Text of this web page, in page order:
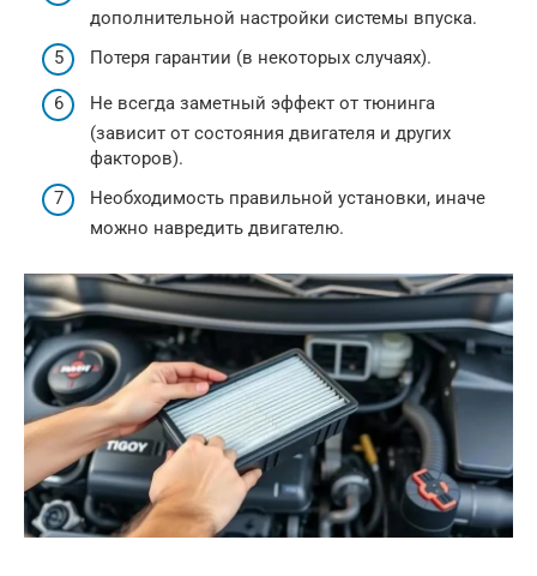
дополнительной настройки системы впуска.
Потеря гарантии (в некоторых случаях).
Не всегда заметный эффект от тюнинга
(зависит от состояния двигателя и других
факторов).
Необходимость правильной установки, иначе
можно навредить двигателю.